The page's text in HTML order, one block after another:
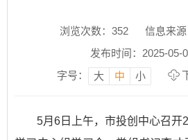
浏览次数： 352
信息来
发布时间：2025-05-
字号：
大 中 小
5月6日上午，市投创中心召开